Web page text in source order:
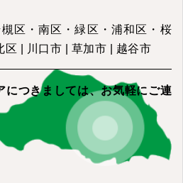
区・南区・緑区・浦和区・桜
区 | 川口市 | 草加市 | 越谷市
につきましては、お気軽にご連